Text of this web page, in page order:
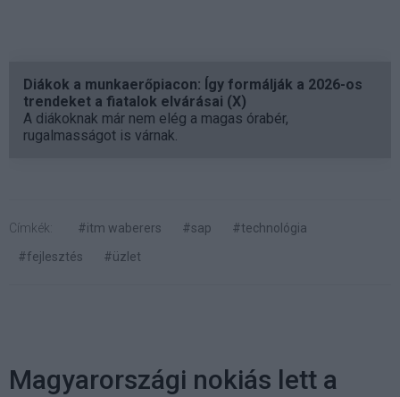
Diákok a munkaerőpiacon: Így formálják a 2026-os
trendeket a fiatalok elvárásai (X)
A diákoknak már nem elég a magas órabér,
rugalmasságot is várnak.
Címkék: #itm waberers #sap
#technológia
#fejlesztés
#üzlet
Magyarországi nokiás lett a